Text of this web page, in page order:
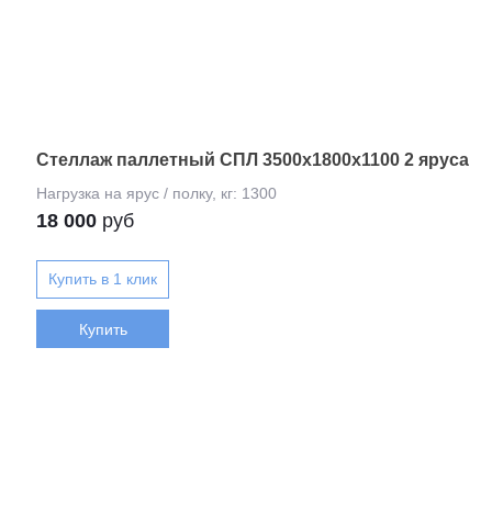
Стеллаж паллетный СПЛ 3500х1800х1100 2 яруса
18 000 руб
Купить